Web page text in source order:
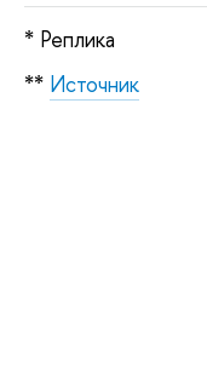
* Реплика
** Источник